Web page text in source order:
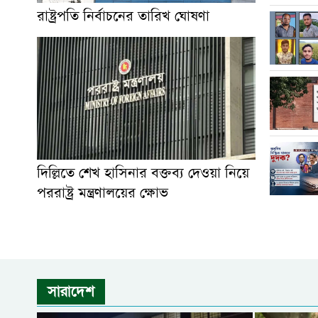
রাষ্ট্রপতি নির্বাচনের তারিখ ঘোষণা
দিল্লিতে শেখ হাসিনার বক্তব্য দেওয়া নিয়ে
পররাষ্ট্র মন্ত্রণালয়ের ক্ষোভ
সারাদেশ